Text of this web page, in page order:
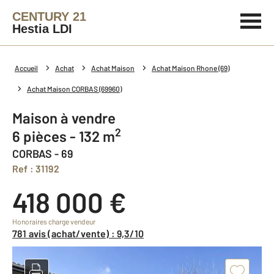
CENTURY 21
Hestia LDI
Accueil Achat Achat Maison Achat Maison Rhone (69)
Achat Maison CORBAS (69960)
Maison à vendre
6 pièces - 132 m2
CORBAS - 69
Ref : 31192
418 000 €
Honoraires charge vendeur
781 avis (achat/vente) : 9,3/10